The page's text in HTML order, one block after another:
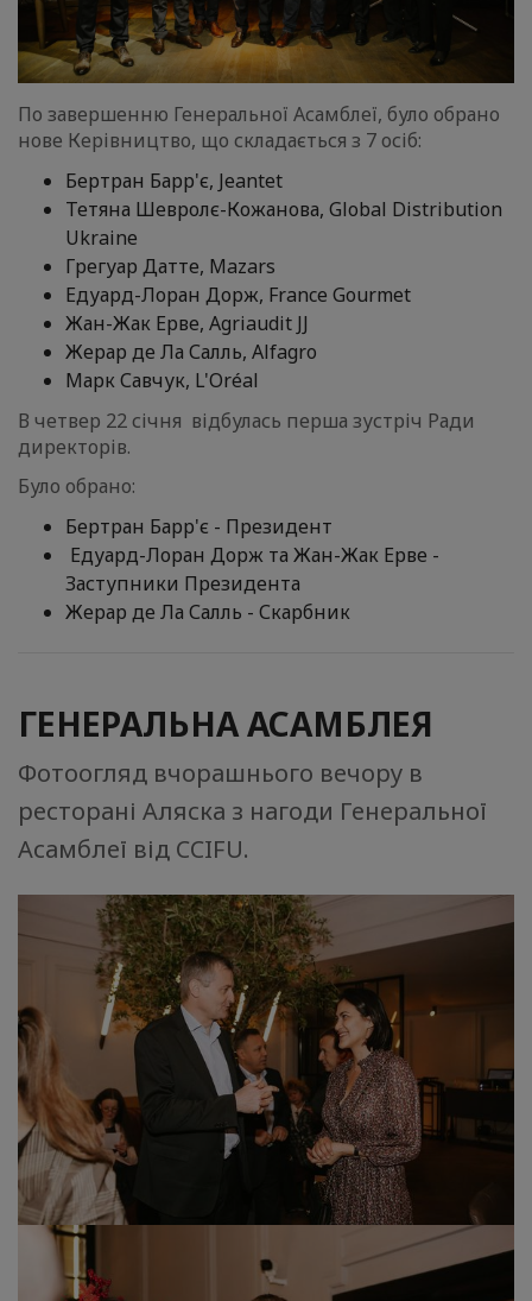
По завершенню Генеральної Асамблеї, було обрано
нове Керівництво, що складається з 7 осіб:
Бертран Барр'є, Jeantet
Тетяна Шевролє-Кожанова, Global Distribution
Ukraine
Грегуар Датте, Mazars
Едуард-Лоран Дорж, France Gourmet
Жан-Жак Ерве, Agriaudit JJ
Жерар де Ла Салль, Alfagro
Марк Савчук, L'Oréal
В четвер 22 січня відбулась перша зустріч Ради
директорів.
Було обрано:
Бертран Барр'є - Президент
Едуард-Лоран Дорж та Жан-Жак Ерве -
Заступники Президента
Жерар де Ла Салль - Скарбник
ГЕНЕРАЛЬНА АСАМБЛЕЯ
Фотоогляд вчорашнього вечору в
ресторані Аляска з нагоди Генеральної
Асамблеї від CCIFU.